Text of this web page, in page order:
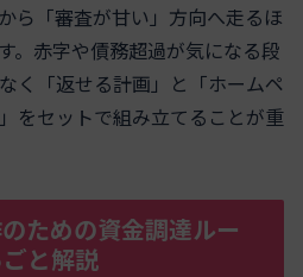
ら「審査が甘い」方向へ走るほ
。赤字や債務超過が気になる段
く「返せる計画」と「ホームペ
をセットで組み立てることが重
ための資金調達ルー
と解説